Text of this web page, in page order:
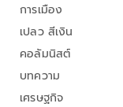
การเมือง
เปลว สีเงิน
คอลัมนิสต์
บทความ
เศรษฐกิจ